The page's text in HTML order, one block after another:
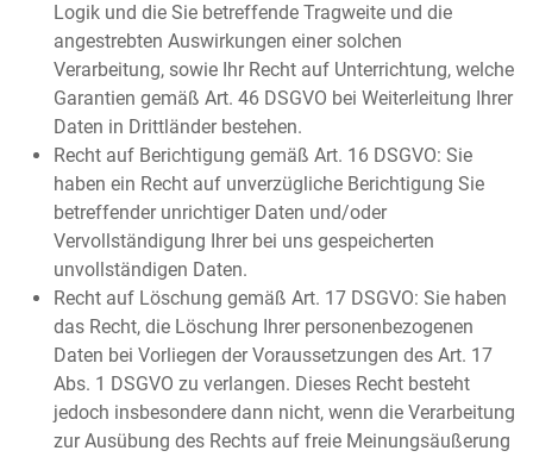
Logik und die Sie betreffende Tragweite und die
angestrebten Auswirkungen einer solchen
Verarbeitung, sowie Ihr Recht auf Unterrichtung, welche
Garantien gemäß Art. 46 DSGVO bei Weiterleitung Ihrer
Daten in Drittländer bestehen.
Recht auf Berichtigung gemäß Art. 16 DSGVO: Sie
haben ein Recht auf unverzügliche Berichtigung Sie
betreffender unrichtiger Daten und/oder
Vervollständigung Ihrer bei uns gespeicherten
unvollständigen Daten.
Recht auf Löschung gemäß Art. 17 DSGVO: Sie haben
das Recht, die Löschung Ihrer personenbezogenen
Daten bei Vorliegen der Voraussetzungen des Art. 17
Abs. 1 DSGVO zu verlangen. Dieses Recht besteht
jedoch insbesondere dann nicht, wenn die Verarbeitung
zur Ausübung des Rechts auf freie Meinungsäußerung